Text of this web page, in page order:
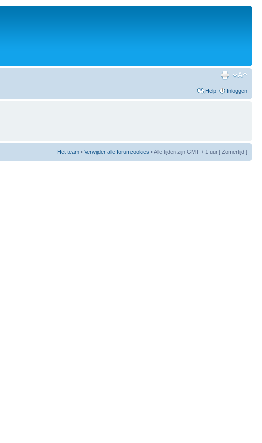
Help Inloggen
Het team • Verwijder alle forumcookies • Alle tijden zijn GMT + 1 uur [ Zomertijd ]